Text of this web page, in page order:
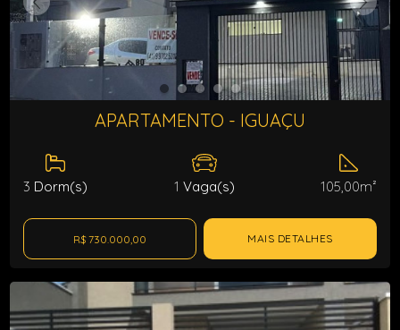
APARTAMENTO - IGUAÇU
3 Dorm(s) 1 Vaga(s) 105,00m²
R$ 730.000,00 MAIS DETALHES